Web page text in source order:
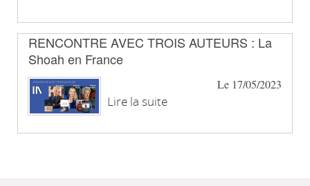
RENCONTRE AVEC TROIS AUTEURS : La
Shoah en France
Le 17/05/2023
Lire la suite